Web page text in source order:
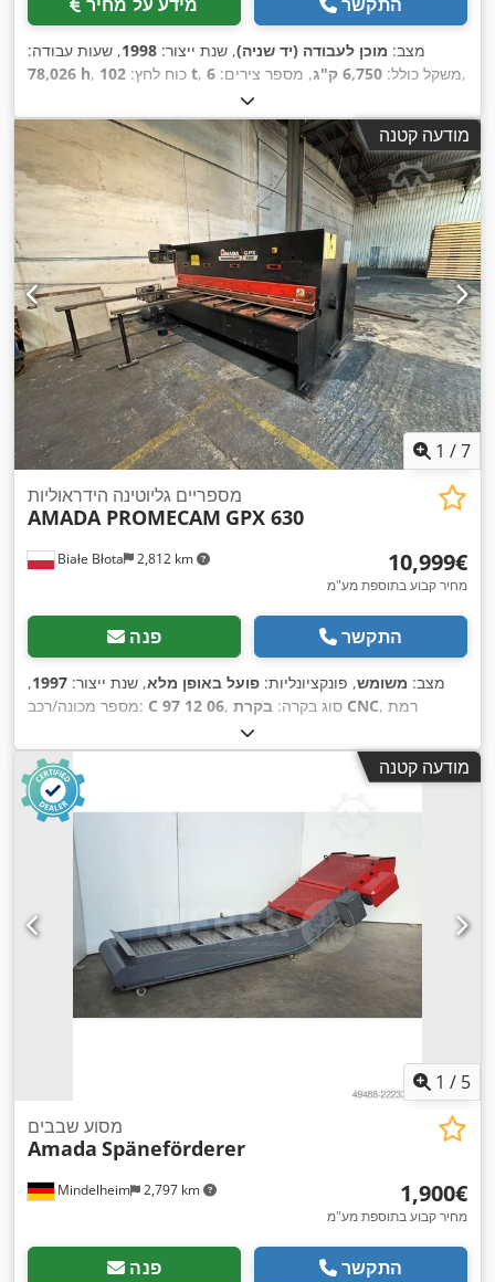
מצב: מוכן לעבודה (יד שניה), שנת ייצור: 1998, שעות עבודה:
78,026 h
, כוח לחץ: 102 t , משקל כולל: 6,750 ק"ג , מספר צירים: 6 ,
מודעה קטנה
1 /7
Białe Błota 2,812 km
מספריים גליוטינה הידראוליות
AMADA PROMECAM GPX 630
‏10,999 ‏€
מחיר קבוע בתוספת מע"מ
פנה התקשר
מצב: משומש, פונקציונליות: פועל באופן מלא, שנת ייצור: 1997
,
מספר מכונה/רכב: C 97 12 06 , סוג בקרה: בקרת CNC, רמת
הידראולי
עובי מירבי של לוח:6 מ"מ , כוונון מד אחורי: מופעל CNC, מד מדף
אחורי:1,050 מ"מ
, מספר זרועות תמיכה:
ברז זווית
מודעה קטנה
1 / 5
Mindelheim 2,797 km
מסוע שבבים
Amada Späneförderer
‏1,900 ‏€
מחיר קבוע בתוספת מע"מ
פנה התקשר